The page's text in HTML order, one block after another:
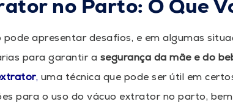
no Parto: O Que
apresentar desafios, e em algumas
para garantir a segurança da mãe e do
, uma técnica que pode ser útil em
para o uso do vácuo extrator no parto,